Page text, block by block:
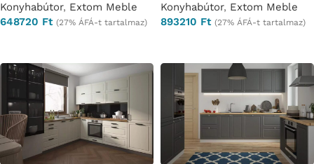
Konyhabútor, Extom Meble
648720 Ft (27% ÁFÁ-t tartalmaz)
Konyhabútor, Extom Meble
893210 Ft (27% ÁFÁ-t tartalmaz)